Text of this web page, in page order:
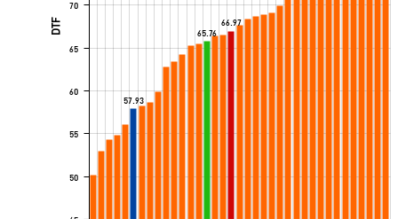
57.93
65.76
66.97
50
55
60
65
70
DTF